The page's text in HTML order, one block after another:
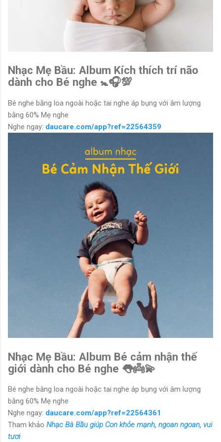
Nhạc Mẹ Bầu: Album Kích thích trí não
dành cho Bé nghe 🚼🎧💯
Bé nghe bằng loa ngoài hoặc tai nghe áp bụng với âm lượng
bằng 60% Mẹ nghe
Nghe ngay: daucare.com/app?ref=22564359
Nhạc Mẹ Bầu: Album Bé cảm nhận thế
giới dành cho Bé nghe 👅👼💫
Bé nghe bằng loa ngoài hoặc tai nghe áp bụng với âm lượng
bằng 60% Mẹ nghe
Nghe ngay: daucare.com/app?ref=22564361
Tham khảo Nhạc Bà Bầu giúp Con khỏe mạnh, ngoan ngoan, vui
tươi